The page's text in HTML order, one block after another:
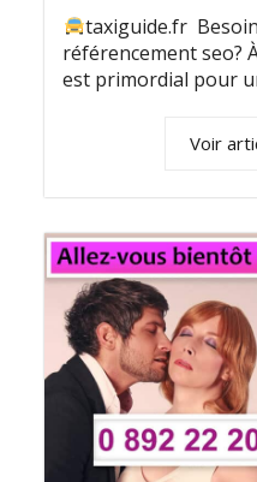
taxiguide.fr
référencement seo?
est primordial pour
Voir